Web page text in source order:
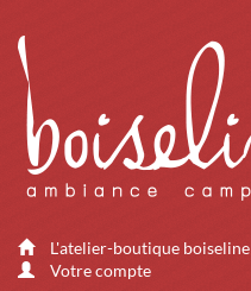
L'atelier-boutique boiseline
Votre compte